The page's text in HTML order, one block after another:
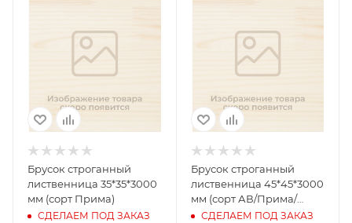
Брусок строганный
лиственница 35*35*3000
мм (сорт Прима)
СДЕЛАЕМ ПОД ЗАКАЗ
Брусок строганный
лиственница 45*45*3000
мм (сорт АВ/Прима/
Экстра)
СДЕЛАЕМ ПОД ЗАКАЗ